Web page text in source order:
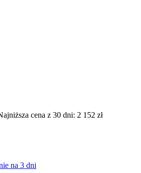
cena z 30 dni: 2 152 zł
na 3 dni